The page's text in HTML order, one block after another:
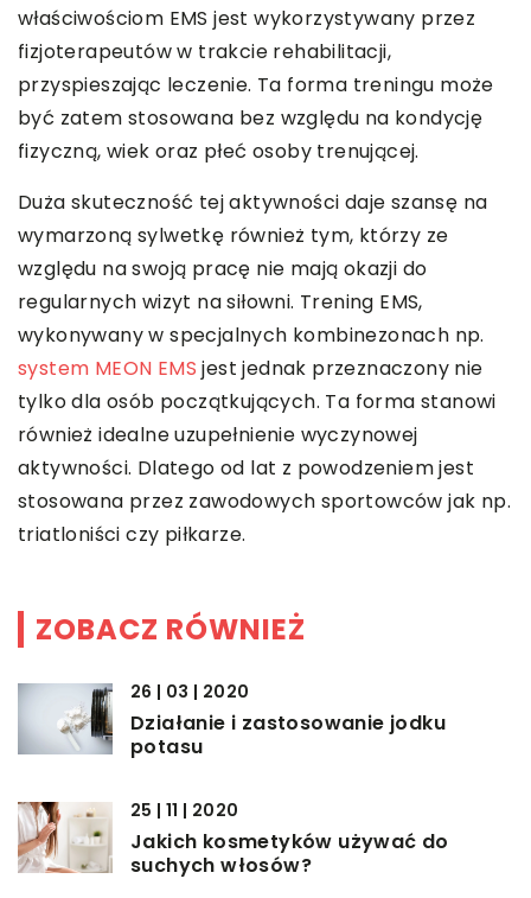
właściwościom EMS jest wykorzystywany przez
fizjoterapeutów w trakcie rehabilitacji,
przyspieszając leczenie. Ta forma treningu może
być zatem stosowana bez względu na kondycję
fizyczną, wiek oraz płeć osoby trenującej.
Duża skuteczność tej aktywności daje szansę na
wymarzoną sylwetkę również tym, którzy ze
względu na swoją pracę nie mają okazji do
regularnych wizyt na siłowni. Trening EMS,
wykonywany w specjalnych kombinezonach np.
system MEON EMS jest jednak przeznaczony nie
tylko dla osób początkujących. Ta forma stanowi
również idealne uzupełnienie wyczynowej
aktywności. Dlatego od lat z powodzeniem jest
stosowana przez zawodowych sportowców jak np.
triatloniści czy piłkarze.
ZOBACZ RÓWNIEŻ
26 | 03 | 2020
Działanie i zastosowanie jodku
potasu
25 | 11 | 2020
Jakich kosmetyków używać do
suchych włosów?